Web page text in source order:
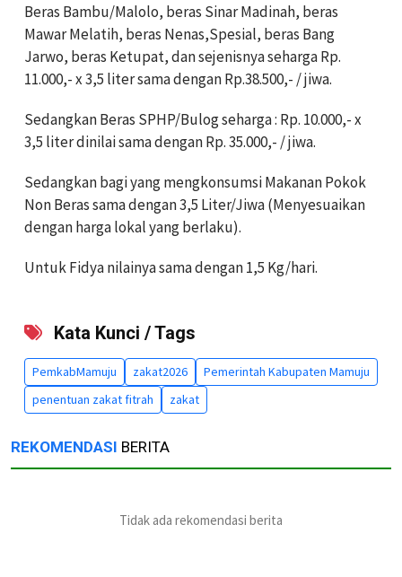
Beras Bambu/Malolo, beras Sinar Madinah, beras
Mawar Melatih, beras Nenas,Spesial, beras Bang
Jarwo, beras Ketupat, dan sejenisnya seharga Rp.
11.000,- x 3,5 liter sama dengan Rp.38.500,- / jiwa.
Sedangkan Beras SPHP/Bulog seharga : Rp. 10.000,- x
3,5 liter dinilai sama dengan Rp. 35.000,- / jiwa.
Sedangkan bagi yang mengkonsumsi Makanan Pokok
Non Beras sama dengan 3,5 Liter/Jiwa (Menyesuaikan
dengan harga lokal yang berlaku).
Untuk Fidya nilainya sama dengan 1,5 Kg/hari.
Kata Kunci / Tags
PemkabMamuju zakat2026
Pemerintah Kabupaten Mamuju
penentuan zakat fitrah
zakat
REKOMENDASI BERITA
Tidak ada rekomendasi berita